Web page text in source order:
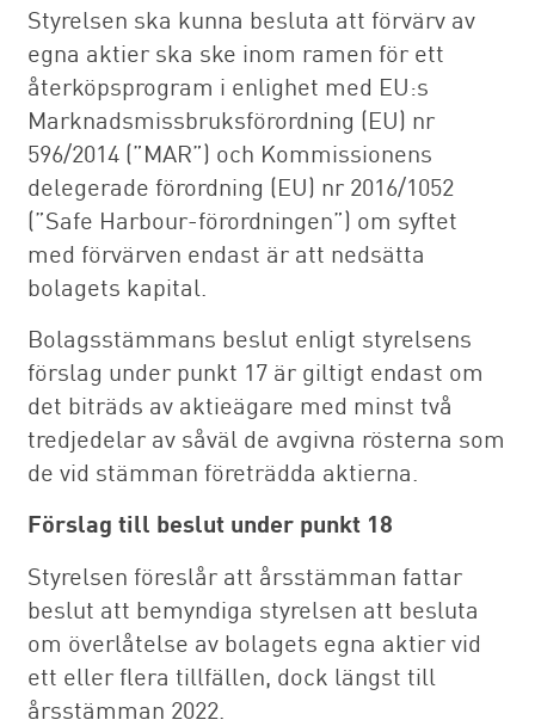
Styrelsen ska kunna besluta att förvärv av
egna aktier ska ske inom ramen för ett
återköpsprogram i enlighet med EU:s
Marknadsmissbruksförordning (EU) nr
596/2014 (”MAR”) och Kommissionens
delegerade förordning (EU) nr 2016/1052
(”Safe Harbour-förordningen”) om syftet
med förvärven endast är att nedsätta
bolagets kapital.
Bolagsstämmans beslut enligt styrelsens
förslag under punkt 17 är giltigt endast om
det biträds av aktieägare med minst två
tredjedelar av såväl de avgivna rösterna som
de vid stämman företrädda aktierna.
Förslag till beslut under punkt 18
Styrelsen föreslår att årsstämman fattar
beslut att bemyndiga styrelsen att besluta
om överlåtelse av bolagets egna aktier vid
ett eller flera tillfällen, dock längst till
årsstämman 2022.